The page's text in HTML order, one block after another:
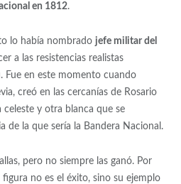
en 1812.
lo había nombrado jefe militar del
a las resistencias realistas
Fue en este momento cuando
creó en las cercanías de Rosario
y otra blanca que se
de la que sería la Bandera Nacional.
pero no siempre las ganó. Por
no es el éxito, sino su ejemplo